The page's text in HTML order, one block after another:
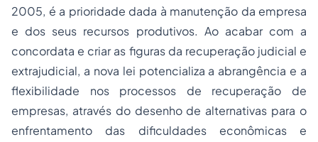
2005, é a prioridade dada à manutenção da empresa
e dos seus recursos produtivos. Ao acabar com a
concordata e criar as figuras da recuperação judicial e
extrajudicial, a nova lei potencializa a abrangência e a
flexibilidade nos processos de recuperação de
empresas, através do desenho de alternativas para o
enfrentamento das dificuldades econômicas e